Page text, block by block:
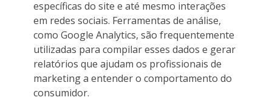
específicas do site e até mesmo interações
em redes sociais. Ferramentas de análise,
como Google Analytics, são frequentemente
utilizadas para compilar esses dados e gerar
relatórios que ajudam os profissionais de
marketing a entender o comportamento do
consumidor.